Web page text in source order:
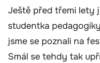
Ještě před třemi lety
studentka
jsme se poznali na
Smál se tehdy tak